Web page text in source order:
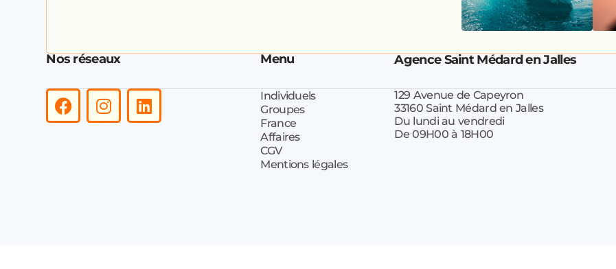
Nos réseaux Menu
Individuels
Groupes
France
Affaires
CGV
Mentions légales
Agence Saint Médard en Jalles
129 Avenue de Capeyron
33160 Saint Médard en Jalles
Du lundi au vendredi
De 09H00 à 18H00